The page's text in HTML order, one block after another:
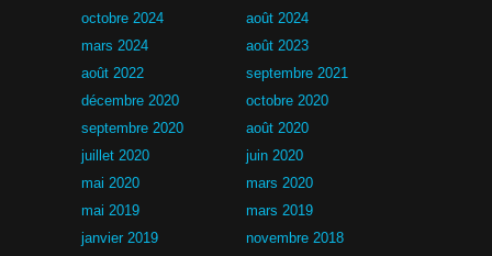
octobre 2024
août 2024
mars 2024
août 2023
août 2022
septembre 2021
décembre 2020
octobre 2020
septembre 2020
août 2020
juillet 2020
juin 2020
mai 2020
mars 2020
mai 2019
mars 2019
janvier 2019
novembre 2018